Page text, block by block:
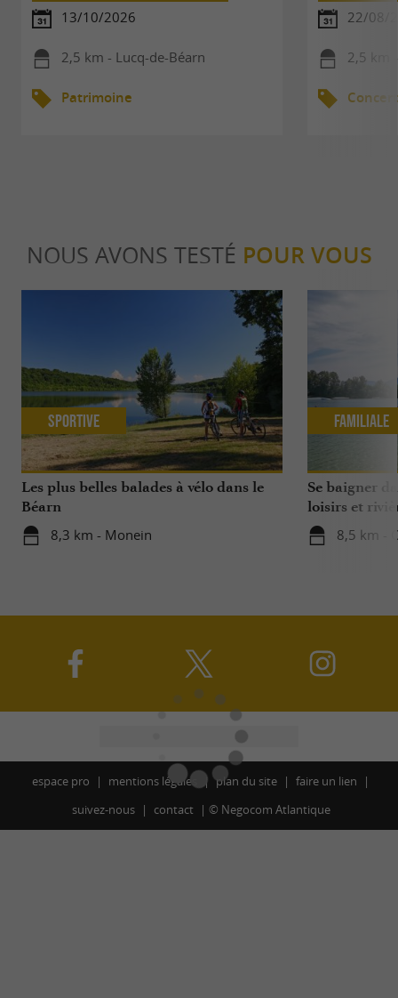
13/10/2026
2,5 km - Lucq-de-Béarn
Patrimoine
22/08/
2,5 km
NOUS AVONS TESTÉ POUR VOUS
Les plus belles balades à vélo dans le
Béarn
8,3 km - Monein
Sportive
Se baigner
loisirs et
8,5 km -
Familiale
espace pro mentions légales plan du site
faire un lien
suivez-nous
contact © Negocom Atlantique